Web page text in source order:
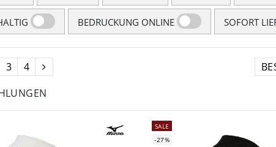
BEDRUCKUNG ONLINE SOFORT
3
4
SALE
-27%